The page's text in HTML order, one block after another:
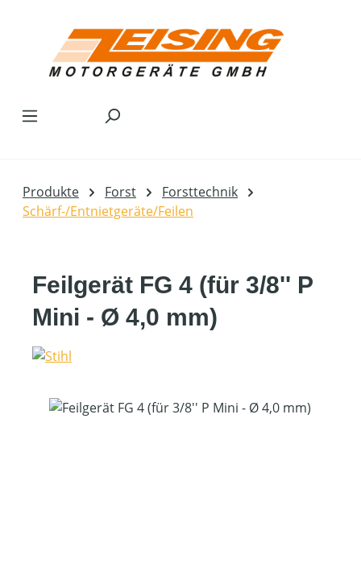
Produkte Forst
Forsttechnik
Schärf-/Entnietgeräte/Feilen
Feilgerät FG 4 (für 3/8'' P
Mini - Ø 4,0 mm)
Bildergalerie überspringen